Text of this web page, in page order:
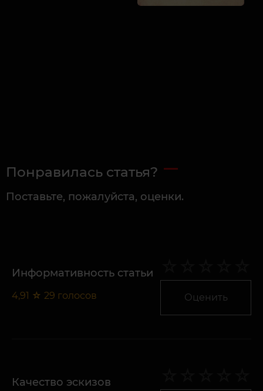
Понравилась статья?
Поставьте, пожалуйста, оценки.
Информативность статьи
4,91 ☆ 29 голосов Оценить
Качество эскизов